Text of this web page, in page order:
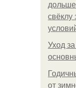
свёклу
Уход
от